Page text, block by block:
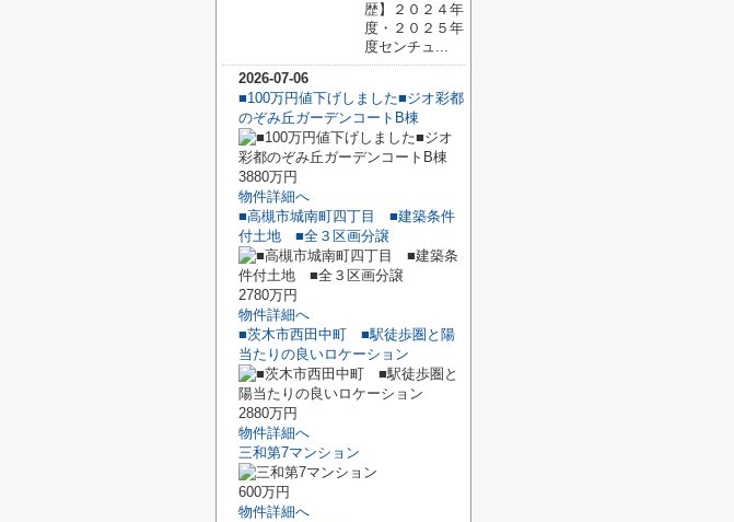
歴】２０２４年
度・２０２５年
度センチュ...
2026-07-06
■100万円値下げしました■ジオ彩都
のぞみ丘ガーデンコートB棟
3880万円
物件詳細へ
■高槻市城南町四丁目 ■建築条件
付土地 ■全３区画分譲
2780万円
物件詳細へ
■茨木市西田中町 ■駅徒歩圏と陽
当たりの良いロケーション
2880万円
物件詳細へ
三和第7マンション
600万円
物件詳細へ